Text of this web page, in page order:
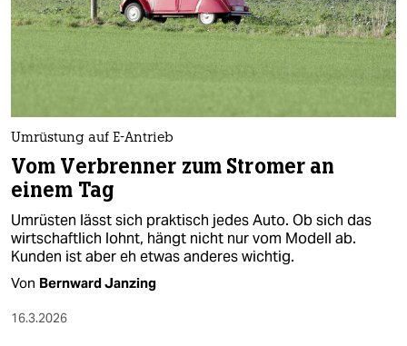
Umrüstung auf E-Antrieb
Vom Verbrenner zum Stromer an
einem Tag
Umrüsten lässt sich praktisch jedes Auto. Ob sich das
wirtschaftlich lohnt, hängt nicht nur vom Modell ab.
Kunden ist aber eh etwas anderes wichtig.
Von Bernward Janzing
16.3.2026